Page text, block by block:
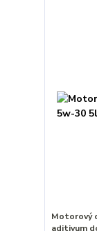
Motorový
aditivum